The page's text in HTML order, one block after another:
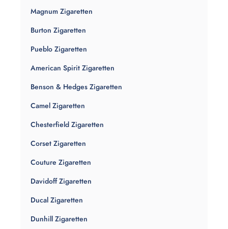
Magnum Zigaretten
Burton Zigaretten
Pueblo Zigaretten
American Spirit Zigaretten
Benson & Hedges Zigaretten
Camel Zigaretten
Chesterfield Zigaretten
Corset Zigaretten
Couture Zigaretten
Davidoff Zigaretten
Ducal Zigaretten
Dunhill Zigaretten